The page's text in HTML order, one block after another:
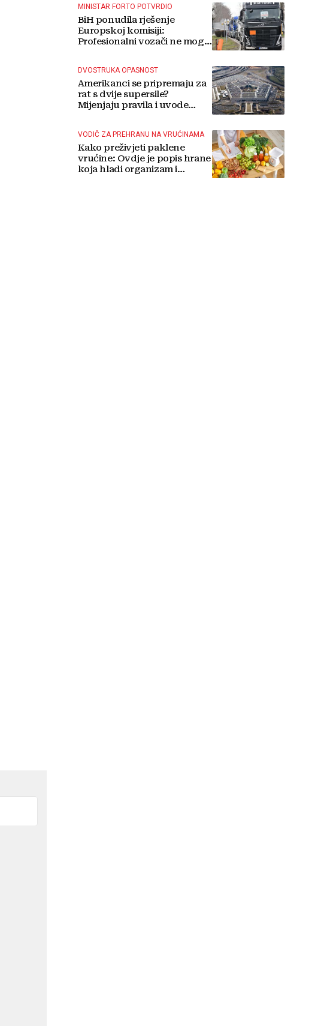
MINISTAR FORTO POTVRDIO
BiH ponudila rješenje
Europskoj komisiji:
Profesionalni vozači ne mogu
DVOSTRUKA OPASNOST
Amerikanci se pripremaju za
rat s dvije supersile?
Mijenjaju pravila i uvode
VODIČ ZA PREHRANU NA VRUĆINAMA
Kako preživjeti paklene
vrućine: Ovdje je popis hrane
koja hladi organizam i